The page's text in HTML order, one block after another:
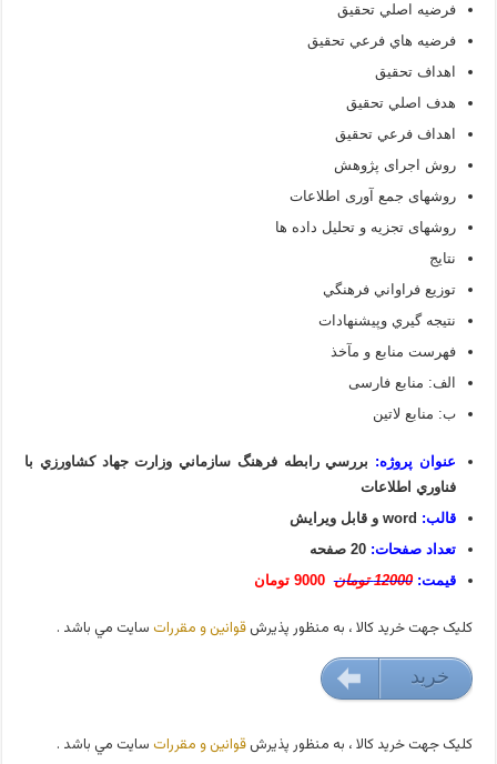
فرضيه اصلي تحقيق
فرضيه هاي فرعي تحقيق
اهداف تحقيق
هدف اصلي تحقيق
اهداف فرعي تحقيق
روش اجرای پژوهش
روشهای جمع آوری اطلاعات
روشهای تجزیه و تحلیل داده ها
نتايج
توزيع فراواني فرهنگي
نتيجه گيري وپيشنهادات
فهرست منابع و مآخذ
الف: منابع فارسی
ب: منابع لاتین
عنوان پروژه: بررسي رابطه فرهنگ سازماني وزارت جهاد كشاورزي با
فناوري اطلاعات
قالب:
تعداد صفحات: 20 صفحه
قیمت:12000 تومان 9000 تومان
کليک جهت خريد کالا ، به منظور پذيرشقوانين و مقررات سايت مي باشد .
9000 تومان خريد
کليک جهت خريد کالا ، به منظور پذيرشقوانين و مقررات سايت مي باشد .